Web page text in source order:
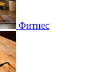
Фитнес